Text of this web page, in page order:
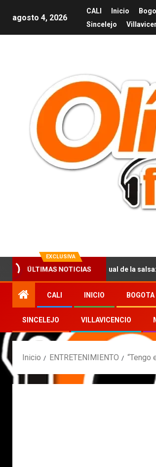
agosto 4, 2026
CALI Inicio
Sincelejo
EXCLUSIVA
ÚLTIMAS NOTICIAS
la nueva voz sensual de la salsa: Moa
CALI INICIO BOGOTA
SINCELEJO VILLAVICENCIO
Inicio ENTRETENIMIENTO “Tengo